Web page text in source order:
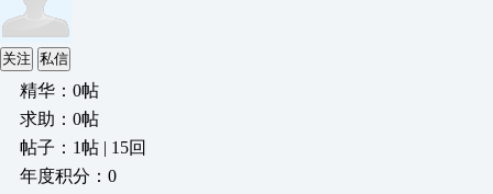
关注 私信
精华：0帖
求助：0帖
帖子：1帖 | 15回
年度积分：0